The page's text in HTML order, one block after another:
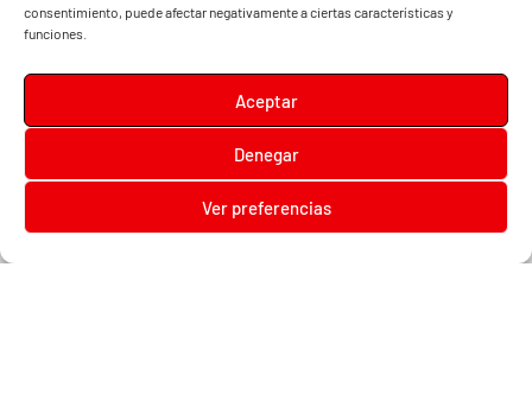
consentimiento, puede afectar negativamente a ciertas características y
funciones.
Aceptar
Denegar
Ver preferencias
Diari la Terreta
, un diario digital en el que podrás encontrar noticias de toda la